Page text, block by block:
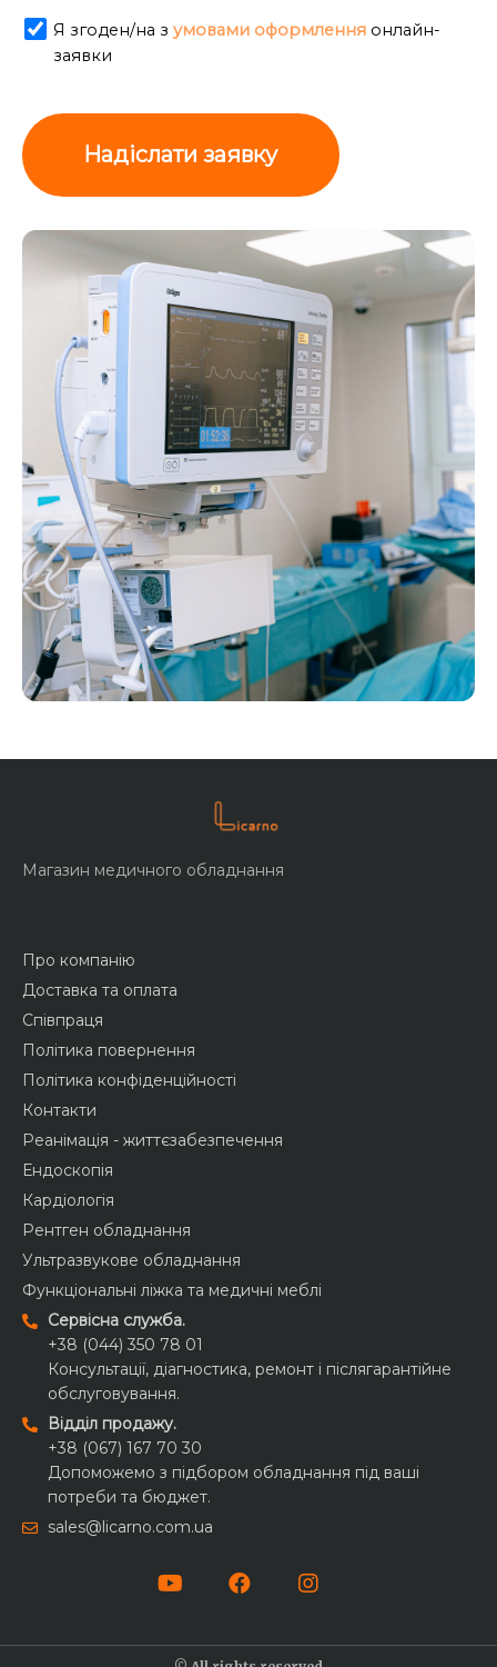
Я згоден/на з умовами оформленняонлайн-
заявки
Магазин медичного обладнання
Про компанію
Доставка та оплата
Співпраця
Політика повернення
Політика конфіденційності
Контакти
Реанімація - життєзабезпечення
Ендоскопія
Кардіологія
Рентген обладнання
Ультразвукове обладнання
Функціональні ліжка та медичні меблі
Сервісна служба.
+38 (044) 350 78 01
Консультації, діагностика, ремонт і післягарантійне
обслуговування.
Відділ продажу.
+38 (067) 167 70 30
Допоможемо з підбором обладнання під ваші
потреби та бюджет.
sales@licarno.com.ua